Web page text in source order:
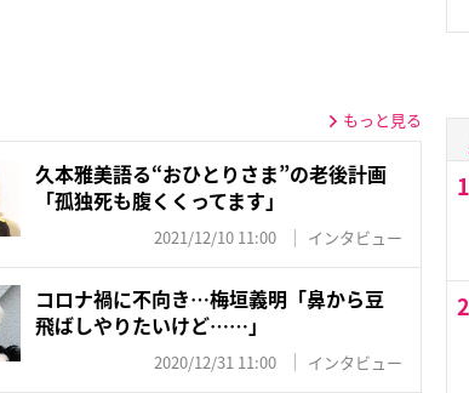
もっと見る
久本雅美語る“おひとりさま”の老後計画
「孤独死も腹くくってます」
2021/12/10 11:00 インタビュー
コロナ禍に不向き…梅垣義明「鼻から豆
飛ばしやりたいけど……」
2020/12/31 11:00 インタビュー